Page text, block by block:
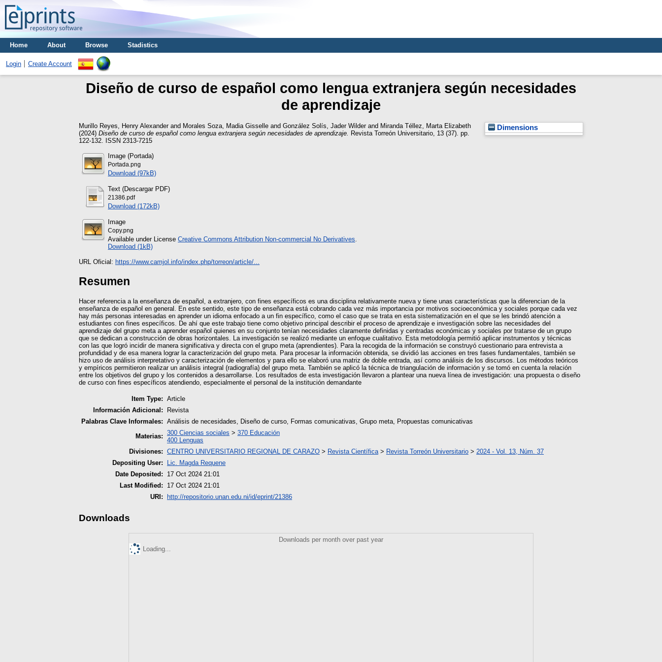
Home About Browse Stadistics
Login Create Account
Diseño de curso de español como lengua extranjera según necesidades
de aprendizaje
Dimensions
Murillo Reyes, Henry Alexanderand Morales Soza, Madia Gisselle and González Solís, Jader Wilderand Miranda Téllez, Marta Elizabeth
(2024) Diseño de curso de español como lengua extranjera según necesidades de aprendizaje.
Revista Torreón Universitario, 13 (37). pp.
122-132. ISSN 2313-7215
Image (Portada)
Portada.png
Download (97kB)
Text (Descargar PDF)
21386.pdf
Download (172kB)
Image
Copy.png
Available under License Creative Commons Attribution Non-commercial No Derivatives
Download (1kB)
URL Oficial: https://www.camjol.info/index.php/torreon/article/...
Resumen
Hacer referencia a la enseñanza de español, a extranjero, con fines específicos es una disciplina relativamente nueva y tiene unas características que la diferencian de la
enseñanza de español en general. En este sentido, este tipo de enseñanza está cobrando cada vez más importancia por motivos socioeconómica y sociales porque cada vez
hay más personas interesadas en aprender un idioma enfocado a un fin específico, como el caso que se trata en esta sistematización en el que se les brindó atención a
estudiantes con fines específicos. De ahí que este trabajo tiene como objetivo principal describir el proceso de aprendizaje e investigación sobre las necesidades del
aprendizaje del grupo meta a aprender español quienes en su conjunto tenían necesidades claramente definidas y centradas económicas y sociales por tratarse de un grupo
que se dedican a construcción de obras horizontales. La investigación se realizó mediante un enfoque cualitativo. Esta metodología permitió aplicar instrumentos y técnicas
con las que logró incidir de manera significativa y directa con el grupo meta (aprendientes). Para la recogida de la información se construyó cuestionario para entrevista a
profundidad y de esa manera lograr la caracterización del grupo meta. Para procesar la información obtenida, se dividió las acciones en tres fases fundamentales, también se
hizo uso de análisis interpretativo y caracterización de elementos y para ello se elaboró una matriz de doble entrada, así como análisis de los discursos. Los métodos teóricos
y empíricos permitieron realizar un análisis integral (radiografía) del grupo meta. También se aplicó la técnica de triangulación de información y se tomó en cuenta la relación
entre los objetivos del grupo y los contenidos a desarrollarse. Los resultados de esta investigación llevaron a plantear una nueva línea de investigación: una propuesta o diseño
de curso con fines específicos atendiendo, especialmente el personal de la institución demandante
Item Type: Article
Información Adicional:
Revista
Palabras Clave Informales: Análisis de necesidades, Diseño de curso, Formas comunicativas, Grupo meta, Propuestas comunicativas
Materias: 300 Ciencias sociales > 370 Educación
400 Lenguas
Divisiones: CENTRO UNIVERSITARIO REGIONAL DE CARAZO > Revista Científica > Revista Torreón Universitario > 2024 - Vol. 13, Núm. 37
Depositing User:
Lic. Magda Requene
Date Deposited:
17 Oct 2024 21:01
Last Modified:
17 Oct 2024 21:01
URI:
http://repositorio.unan.edu.ni/id/eprint/21386
Downloads
Downloads per month over past year
Loading...